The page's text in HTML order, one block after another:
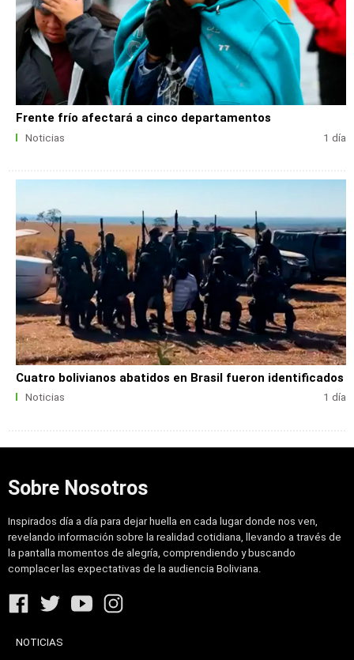
Frente frío afectará a cinco departamentos
Noticias 1 día
Cuatro bolivianos abatidos en Brasil fueron identificados
Noticias 1 día
Sobre Nosotros
Inspirados día a día para dejar huella en cada lugar donde nos ven,
revelando información sobre la realidad cotidiana, llevando a través de
la pantalla momentos de alegría, comprendiendo y buscando
complacer las expectativas de la audiencia Boliviana.
NOTICIAS